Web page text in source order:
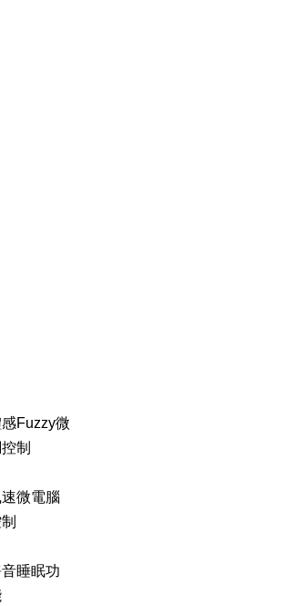
Fuzzy微
制
微電腦
睡眠功